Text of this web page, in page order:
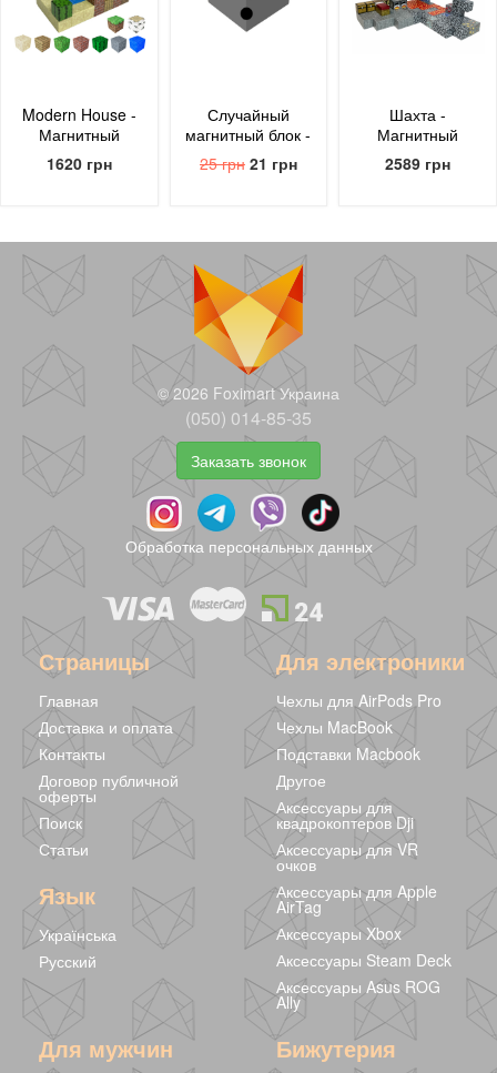
Modern House -
Магнитный
конструктор
Minecraft 70
1620 грн
Случайный
магнитный блок -
uBlock
25 грн 21 грн
Шахта -
Магнитный
конструктор
Minecraft 130
2589 грн
Магнитный блок
35 грн
29 грн
Магнитный
конструктор
Minecraft 48
блоков - uBlock
1177 грн
Well - Магнитный
Minecraft 130
блоков
2589 грн
Магнитный
конструктор
Minecraft 120
блоков
2440 грн
Магнитный
конструктор
Minecraft 96
1942 грн
© 2026 Foximart Украина
(050) 014-85-35
Заказать звонок
Обработка персональных данных
Страницы
Главная
Доставка и оплата
Контакты
Договор публичной
оферты
Поиск
Статьи
Язык
Українська
Русский
Для электроники
Чехлы для AirPods Pro
Чехлы MacBook
Подставки Macbook
Другое
Аксессуары для
квадрокоптеров Dji
Аксессуары для VR
очков
Аксессуары для Apple
AirTag
Аксессуары Xbox
Аксессуары Steam Deck
Аксессуары Asus ROG
Ally
Для мужчин Бижутерия